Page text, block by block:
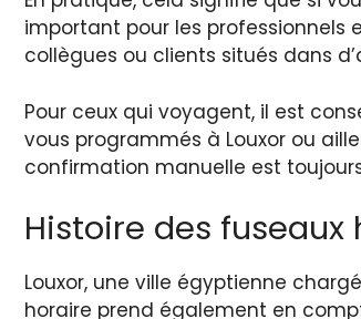
important pour les professionnels
collègues ou clients situés dans
Pour ceux qui voyagent, il est
vous programmés à Louxor ou
confirmation manuelle est
Histoire des fuseaux
Louxor, une ville égyptienne
horaire prend également en